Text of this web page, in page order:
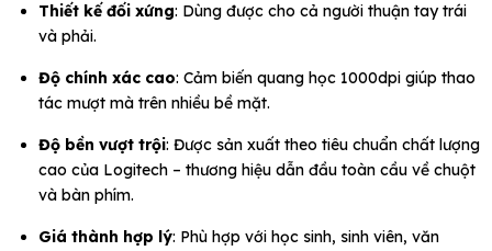
Thiết kế đối xứng: Dùng được cho cả người thuận tay trái
và phải.
Độ chính xác cao: Cảm biến quang học 1000dpi giúp thao
tác mượt mà trên nhiều bề mặt.
Độ bền vượt trội: Được sản xuất theo tiêu chuẩn chất lượng
cao của Logitech – thương hiệu dẫn đầu toàn cầu về chuột
và bàn phím.
Giá thành hợp lý: Phù hợp với học sinh, sinh viên, văn